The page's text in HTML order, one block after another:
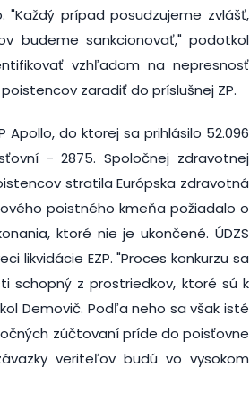
"Každý prípad posudzujeme zvlášť,
budeme sankcionovať," podotkol
vzhľadom na nepresnosť
zaradiť do príslušnej ZP.
do ktorej sa prihlásilo 52.096
- 2875. Spoločnej zdravotnej
stratila Európska zdravotná
poistného kmeňa požiadalo o
ktoré nie je ukončené. ÚDZS
likvidácie EZP. "Proces konkurzu sa
schopný z prostriedkov, ktoré sú k
Demovič. Podľa neho sa však isté
zúčtovaní príde do poisťovne
veriteľov budú vo vysokom